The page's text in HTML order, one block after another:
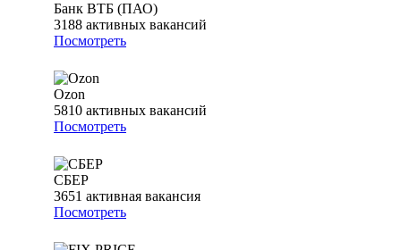
Банк ВТБ (ПАО)
3188 активных вакансий
Посмотреть
Ozon
5810 активных вакансий
Посмотреть
СБЕР
3651 активная вакансия
Посмотреть